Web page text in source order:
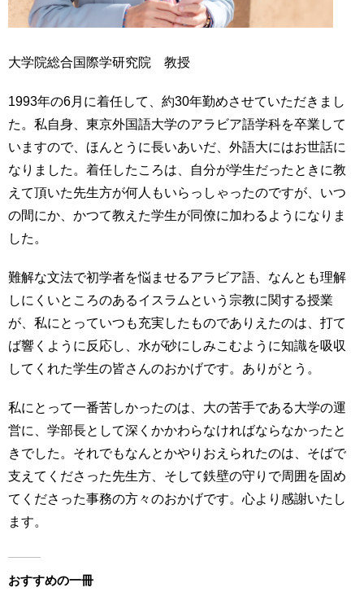
大学院総合国際学研究院 教授
1993年の6月に着任して、約30年勤めさせていただきまし
た。私自身、東京外国語大学のアラビア語学科を卒業して
いますので、ほんとうに長いあいだ、外語大にはお世話に
なりました。着任したころは、自分が学生だったときに教
えて頂いた先生方が何人もいらっしゃったのですが、いつ
の間にか、かつて教えた学生が同僚に加わるようになりま
した。
難解な文法で初学者を悩ませるアラビア語、なんとも理解
しにくいところのあるイスラムという宗教に関する授業
が、私にとっていつも充実したものでありえたのは、打て
ば響くように反応し、水が砂にしみこむように知識を吸収
してくれた学生の皆さんのおかげです。ありがとう。
私にとって一番苦しかったのは、大の苦手である大学の運
営に、学部長として深くかかわらなければならなかったと
きでした。それでもなんとかやりおえられたのは、そばで
支えてくださった先生方、そして鉄壁の守りで周囲を固め
てくださった事務の方々のおかげです。心より感謝いたし
ます。
おすすめの一冊